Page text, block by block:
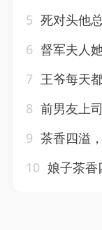
5 死对头他
6 督军夫人
7 王爷每天
8 前男友上司
9 茶香四溢，替嫁庶女
10 娘子茶香